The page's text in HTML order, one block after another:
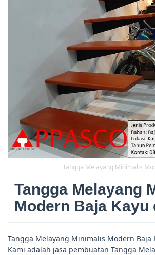
Tangga Melayang Minimalis
Tangga Melayang
Modern Baja Kayu
Tangga Melayang Minimalis Modern Baja
Kami adalah jasa pembuatan Tangga